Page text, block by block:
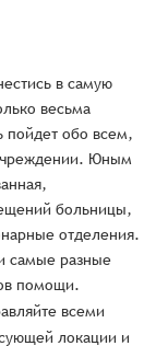
в самую
весьма
пойдет обо всем,
Юным
больницы,
отделения.
самые разные
помощи.
всеми
локации и